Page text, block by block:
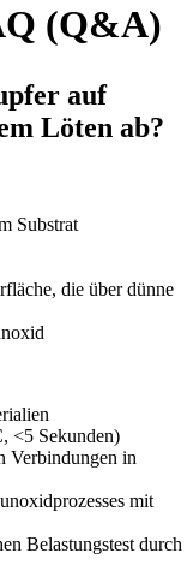
(Q&A)
auf
Löten ab?
Substrat
die über dünne
<5 Sekunden)
Verbindungen in
mit
Belastungstest durch